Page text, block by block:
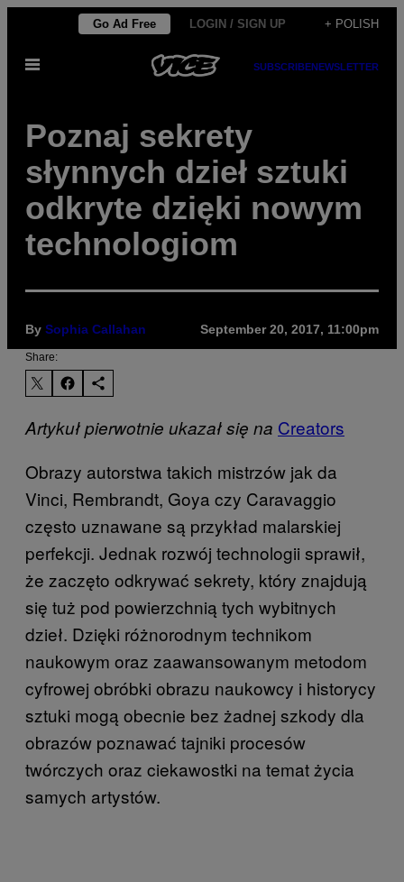
content
Go Ad Free LOGIN / SIGN UP + POLISH
Open
SUBSCRIBENEWSLETTER
Poznaj sekrety
słynnych dzieł sztuki
odkryte dzięki nowym
technologiom
By Sophia Callahan September 20, 2017, 11:00pm
Share:
Artykuł pierwotnie ukazał się na Creators
Obrazy autorstwa takich mistrzów jak da
Vinci, Rembrandt, Goya czy Caravaggio
często uznawane są przykład malarskiej
perfekcji. Jednak rozwój technologii sprawił,
że zaczęto odkrywać sekrety, który znajdują
się tuż pod powierzchnią tych wybitnych
dzieł. Dzięki różnorodnym technikom
naukowym oraz zaawansowanym metodom
cyfrowej obróbki obrazu naukowcy i historycy
sztuki mogą obecnie bez żadnej szkody dla
obrazów poznawać tajniki procesów
twórczych oraz ciekawostki na temat życia
samych artystów.